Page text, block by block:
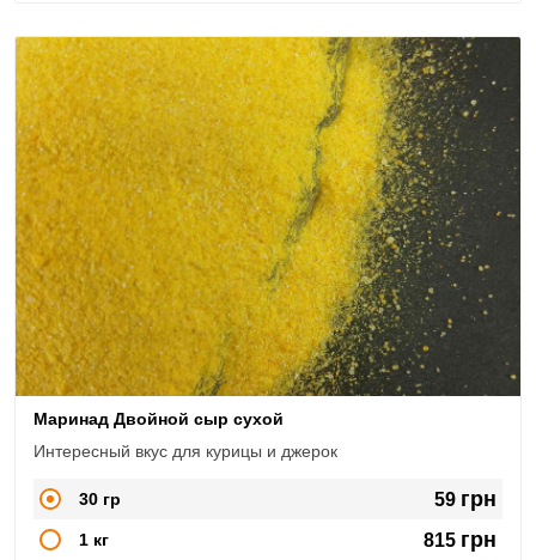
Маринад Двойной сыр сухой
Интересный вкус для курицы и джерок
30 гр 59 грн
1 кг 815 грн